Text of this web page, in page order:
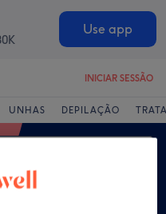
Use app
INICIAR SESSÃO
UNHAS DEPILAÇÃO